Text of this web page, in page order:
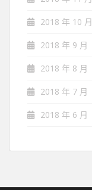
2018 年 10 月
2018 年 9 月
2018 年 8 月
2018 年 7 月
2018 年 6 月